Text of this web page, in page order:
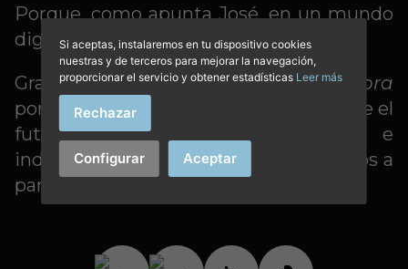
Porque, como apunta José, en un mundo
digital, llegar tarde equivale a no llegar.
Gracias aEl Económico de Última Hora
por abrir este espacio de reflexión sobre el
futuro económico, tecnológico e
industrial de las Illes Balears e invitarnos a
participar.
Si aceptas, instalaremos en tu dispositivo cookies
nuestras y de terceros para mejorar la navegación,
proporcionar el servicio y obtener estadísticas Leer más
Configurar Aceptar
Rechazar